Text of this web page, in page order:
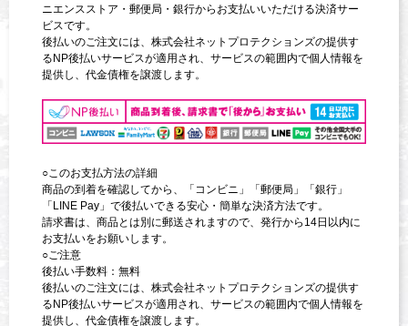
ニエンスストア・郵便局・銀行からお支払いいただける決済サー
ビスです。
後払いのご注文には、株式会社ネットプロテクションズの提供す
るNP後払いサービスが適用され、サービスの範囲内で個人情報を
提供し、代金債権を譲渡します。
○このお支払方法の詳細
商品の到着を確認してから、「コンビニ」「郵便局」「銀行」
「LINE Pay」で後払いできる安心・簡単な決済方法です。
請求書は、商品とは別に郵送されますので、発行から14日以内に
お支払いをお願いします。
○ご注意
後払い手数料：無料
後払いのご注文には、株式会社ネットプロテクションズの提供す
るNP後払いサービスが適用され、サービスの範囲内で個人情報を
提供し、代金債権を譲渡します。